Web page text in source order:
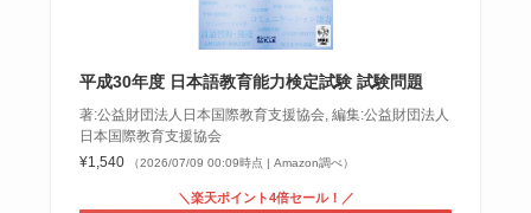
平成30年度 日本語教育能力検定試験 試験問題
著:公益財団法人日本国際教育支援協会, 編集:公益財団法人
日本国際教育支援協会
¥1,540
（2026/07/09 00:09時点 | Amazon調べ）
＼楽天ポイント4倍セール！／